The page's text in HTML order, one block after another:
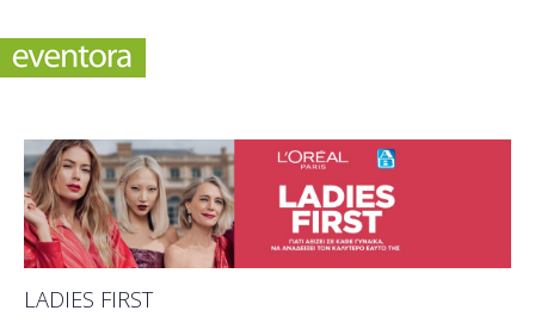
LADIES FIRST